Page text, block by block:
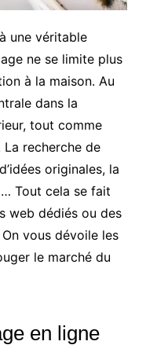
une véritable
ne se limite plus
à la maison. Au
dans la
tout comme
recherche de
originales, la
Tout cela se fait
web dédiés ou des
vous dévoile les
le marché du
en ligne